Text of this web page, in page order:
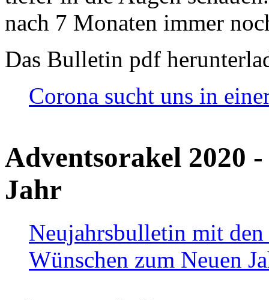
nach 7 Monaten immer
Das Bulletin pdf
Corona sucht uns in
Adventsorakel 2020
Jahr
Neujahrsbulletin mit den
Wünschen zum Neuen